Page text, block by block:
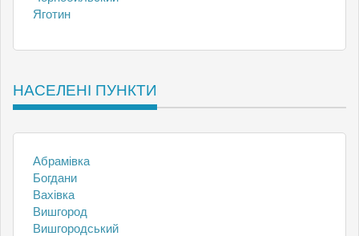
Яготин
НАСЕЛЕНІ ПУНКТИ
Абрамівка
Богдани
Вахівка
Вишгород
Вишгородський